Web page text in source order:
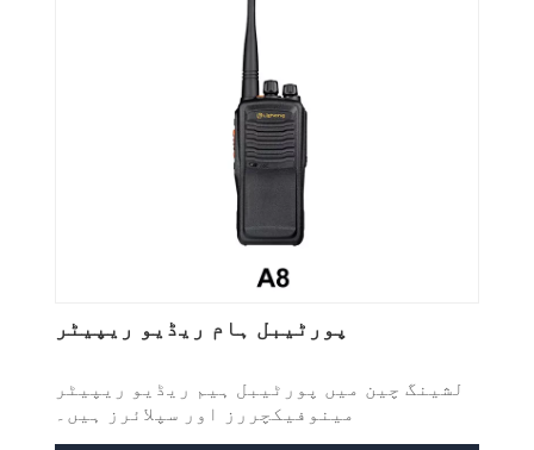
پورٹیبل ہام ریڈیو ریپیٹر
لشینگ چین میں پورٹیبل ہیم ریڈیو ریپیٹر
مینوفیکچررز اور سپلائرز ہیں۔